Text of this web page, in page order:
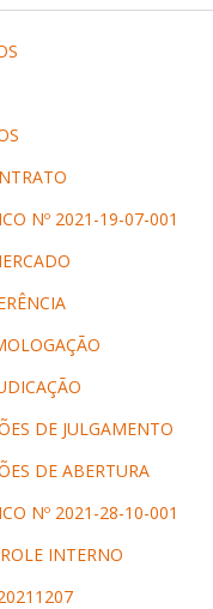
Nº 2021-19-07-001
DE JULGAMENTO
DE ABERTURA
Nº 2021-28-10-001
INTERNO